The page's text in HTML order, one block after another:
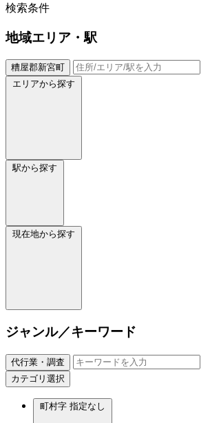
検索条件
地域エリア・駅
糟屋郡新宮町
エリアから探す
駅から探す
現在地から探す
ジャンル／キーワード
代行業・調査
カテゴリ選択
町村字 指定なし